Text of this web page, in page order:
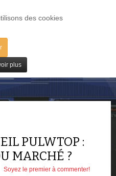
des cookies
plus
LOG IN
PULWTOP :
MARCHÉ ?
Soyez le premier à commenter!